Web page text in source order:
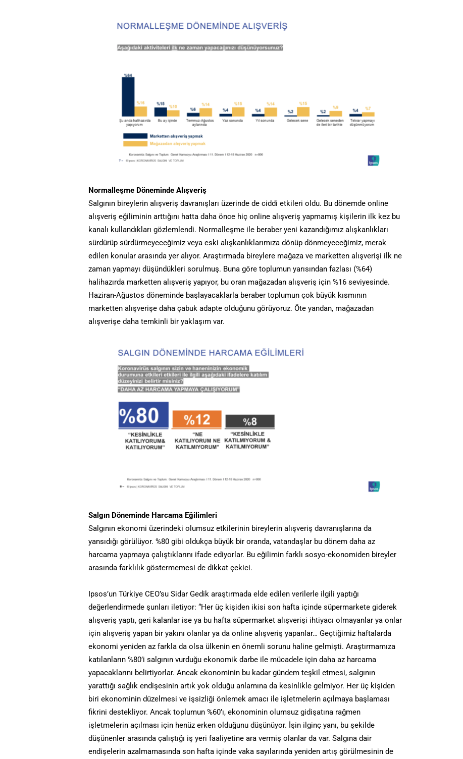
Normalleşme Döneminde Alışveriş
Salgının bireylerin alışveriş davranışları üzerinde de ciddi etkileri oldu. Bu dönemde online
alışveriş eğiliminin arttığını hatta daha önce hiç online alışveriş yapmamış kişilerin ilk kez bu
kanalı kullandıkları gözlemlendi. Normalleşme ile beraber yeni kazandığımız alışkanlıkları
sürdürüp sürdürmeyeceğimiz veya eski alışkanlıklarımıza dönüp dönmeyeceğimiz, merak
edilen konular arasında yer alıyor. Araştırmada bireylere mağaza ve marketten alışverişi ilk ne
zaman yapmayı düşündükleri sorulmuş. Buna göre toplumun yarısından fazlası (%64)
halihazırda marketten alışveriş yapıyor, bu oran mağazadan alışveriş için %16 seviyesinde.
Haziran-Ağustos döneminde başlayacaklarla beraber toplumun çok büyük kısmının
marketten alışverişe daha çabuk adapte olduğunu görüyoruz. Öte yandan, mağazadan
alışverişe daha temkinli bir yaklaşım var.
Salgın Döneminde Harcama Eğilimleri
Salgının ekonomi üzerindeki olumsuz etkilerinin bireylerin alışveriş davranışlarına da
yansıdığı görülüyor. %80 gibi oldukça büyük bir oranda, vatandaşlar bu dönem daha az
harcama yapmaya çalıştıklarını ifade ediyorlar. Bu eğilimin farklı sosyo-ekonomiden bireyler
arasında farklılık göstermemesi de dikkat çekici.
Ipsos’un Türkiye CEO’su Sidar Gedik araştırmada elde edilen verilerle ilgili yaptığı
değerlendirmede şunları iletiyor: “Her üç kişiden ikisi son hafta içinde süpermarkete giderek
alışveriş yaptı, geri kalanlar ise ya bu hafta süpermarket alışverişi ihtiyacı olmayanlar ya onlar
için alışveriş yapan bir yakını olanlar ya da online alışveriş yapanlar… Geçtiğimiz haftalarda
ekonomi yeniden az farkla da olsa ülkenin en önemli sorunu haline gelmişti. Araştırmamıza
katılanların %80’i salgının vurduğu ekonomik darbe ile mücadele için daha az harcama
yapacaklarını belirtiyorlar. Ancak ekonominin bu kadar gündem teşkil etmesi, salgının
yarattığı sağlık endişesinin artık yok olduğu anlamına da kesinlikle gelmiyor. Her üç kişiden
biri ekonominin düzelmesi ve işsizliği önlemek amacı ile işletmelerin açılmaya başlaması
fikrini destekliyor. Ancak toplumun %60’ı, ekonominin olumsuz gidişatına rağmen
işletmelerin açılması için henüz erken olduğunu düşünüyor. İşin ilginç yanı, bu şekilde
düşünenler arasında çalıştığı iş yeri faaliyetine ara vermiş olanlar da var. Salgına dair
endişelerin azalmamasında son hafta içinde vaka sayılarında yeniden artış görülmesinin de